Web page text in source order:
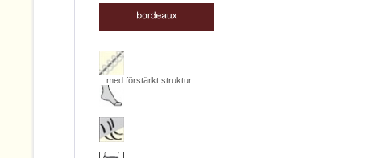
med förstärkt struktur